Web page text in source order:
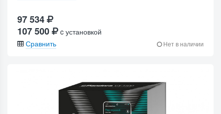
97 534
107 500
c установкой
Сравнить
Нет в наличии